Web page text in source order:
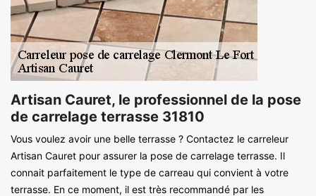
Artisan Cauret, le professionnel de la pose
de carrelage terrasse 31810
Vous voulez avoir une belle terrasse ? Contactez le carreleur
Artisan Cauret pour assurer la pose de carrelage terrasse. Il
connait parfaitement le type de carreau qui convient à votre
terrasse. En ce moment, il est très recommandé par les